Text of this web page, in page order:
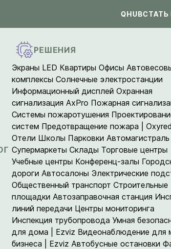
QHUB
РЕШЕНИЯ
Экраны LED Квартиры Офисы
комплексыСолнечные электростанции
Информационный дисплей Охранная
сигнализация AxPro Пожарная
Системы пожаротушения
систем Предотвращение пожара |
Отели Школы Парковки Автомагистраль
Супермаркеты Склады Торговые центры
Учебные центры Конференц-залы
дороги Автосалоны Электрические
Общественный транспорт Строительные
площадки Автозаправочная станция
линий передачи Центры мониторинга
Инспекция трубопровода Умная
для дома | Ezviz Видеонаблюдение для
бизнеса | Ezviz Автобусные остановки